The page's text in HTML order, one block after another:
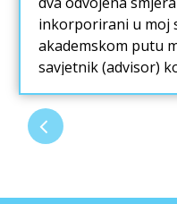
inkorporirani u moj
akademskom putu
savjetnik (advisor)
odabrati
Općenito smatram
raspon predavanja